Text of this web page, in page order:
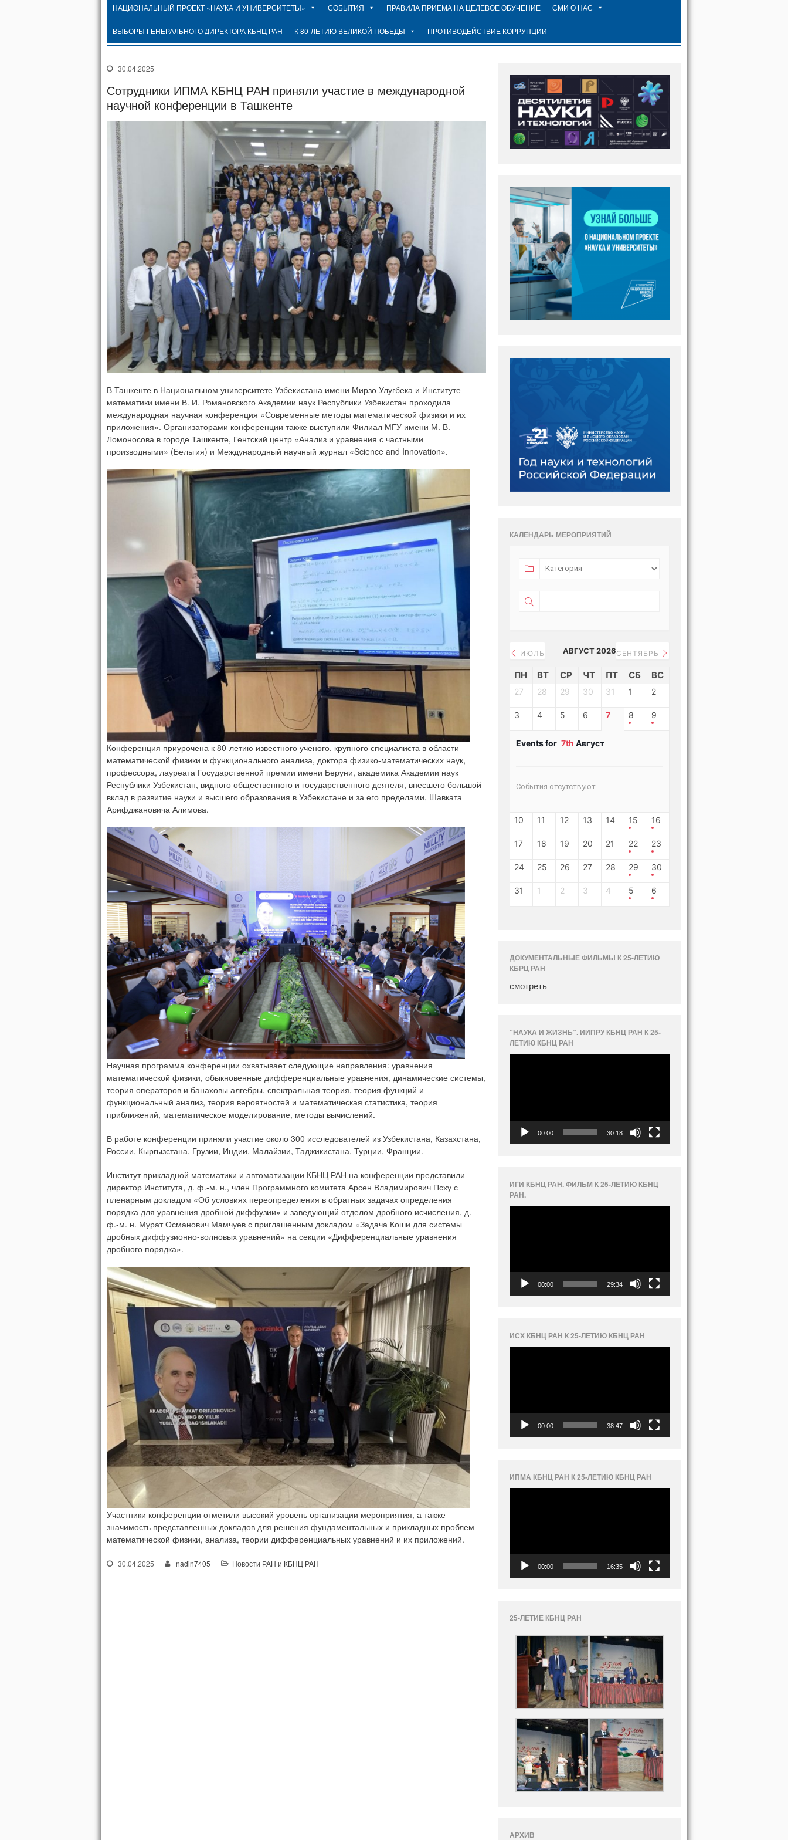
НАЦИОНАЛЬНЫЙ ПРОЕКТ «НАУКА И УНИВЕРСИТЕТЫ» СОБЫТИЯ ПРАВИЛА ПРИЕМА НА ЦЕЛЕВОЕ ОБУЧЕНИЕ СМИ О НАС
ВЫБОРЫ ГЕНЕРАЛЬНОГО ДИРЕКТОРА КБНЦ РАН К 80-ЛЕТИЮ ВЕЛИКОЙ ПОБЕДЫ ПРОТИВОДЕЙСТВИЕ КОРРУПЦИИ
30.04.2025
Сотрудники ИПМА КБНЦ РАН приняли участие в международной
научной конференции в Ташкенте
В Ташкенте в Национальном университете Узбекистана имени Мирзо Улугбека и Институте
математики имени В. И. Романовского Академии наук Республики Узбекистан проходила
международная научная конференция «Современные методы математической физики и их
приложения». Организаторами конференции также выступили Филиал МГУ имени М. В.
Ломоносова в городе Ташкенте, Гентский центр «Анализ и уравнения с частными
производными» (Бельгия) и Международный научный журнал «Science and Innovation».
Конференция приурочена к 80-летию известного ученого, крупного специалиста в области
математической физики и функционального анализа, доктора физико-математических наук,
профессора, лауреата Государственной премии имени Беруни, академика Академии наук
Республики Узбекистан, видного общественного и государственного деятеля, внесшего большой
вклад в развитие науки и высшего образования в Узбекистане и за его пределами, Шавката
Арифджановича Алимова.
Научная программа конференции охватывает следующие направления: уравнения
математической физики, обыкновенные дифференциальные уравнения, динамические системы,
теория операторов и банаховы алгебры, спектральная теория, теория функций и
функциональный анализ, теория вероятностей и математическая статистика, теория
приближений, математическое моделирование, методы вычислений.
В работе конференции приняли участие около 300 исследователей из Узбекистана, Казахстана,
России, Кыргызстана, Грузии, Индии, Малайзии, Таджикистана, Турции, Франции.
Институт прикладной математики и автоматизации КБНЦ РАН на конференции представили
директор Института, д. ф.-м. н., член Программного комитета Арсен Владимирович Псху с
пленарным докладом «Об условиях переопределения в обратных задачах определения
порядка для уравнения дробной диффузии» и заведующий отделом дробного исчисления, д.
ф.-м. н. Мурат Османович Мамчуев с приглашенным докладом «Задача Коши для системы
дробных диффузионно-волновых уравнений» на секции «Дифференциальные уравнения
дробного порядка».
Участники конференции отметили высокий уровень организации мероприятия, а также
значимость представленных докладов для решения фундаментальных и прикладных проблем
математической физики, анализа, теории дифференциальных уравнений и их приложений.
30.04.2025 nadin7405 Новости РАН и КБНЦ РАН
КАЛЕНДАРЬ МЕРОПРИЯТИЙ
ИЮЛЬ АВГУСТ 2026СЕНТЯБРЬ
ПН ВТ СР ЧТ ПТ СБ ВС
27 28 29 30 31 1 2
3 4 5 6 7 8 9
Events for 7th Август
События отсутствуют
10 11 12 13 14 15 16
17 18 19 20 21 22 23
24 25 26 27 28 29 30
31 1 2 3 4 5 6
ДОКУМЕНТАЛЬНЫЕ ФИЛЬМЫ К 25-ЛЕТИЮ
КБРЦ РАН
смотреть
“НАУКА И ЖИЗНЬ”. ИИПРУ КБНЦ РАН К 25-
ЛЕТИЮ КБНЦ РАН
00:00 30:18
ИГИ КБНЦ РАН. ФИЛЬМ К 25-ЛЕТИЮ КБНЦ
РАН.
00:00 29:34
ИСХ КБНЦ РАН К 25-ЛЕТИЮ КБНЦ РАН
00:00 38:47
ИПМА КБНЦ РАН К 25-ЛЕТИЮ КБНЦ РАН
00:00 16:35
25-ЛЕТИЕ КБНЦ РАН
АРХИВ